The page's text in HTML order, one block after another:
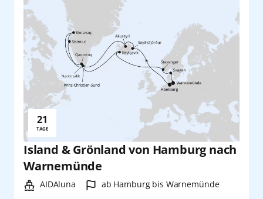
Island & Grönland von Hamburg nach
Warnemünde
Schiff:
AIDAluna Hafen:
ab Hamburg bis Warnemünde
Reisedauer:
21
TAGE